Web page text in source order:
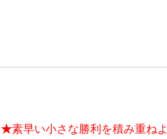
★素早い小さな勝利を積み重ね